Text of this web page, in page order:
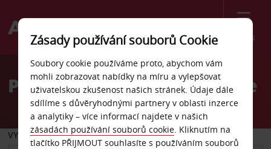
Menu
Welcome
AvisPronájem auta na Tenerife
VYZVEDNOUT Z
Zásady používání souborů Cookie
Soubory cookie používáme proto, abychom vám
mohli zobrazovat nabídky na míru a vylepšovat
uživatelskou zkušenost našich stránek. Údaje dále
sdílíme s důvěryhodnými partnery v oblasti inzerce
a analytiky – více informací najdete v našich
zásadách používání souborů cookie. Kliknutím na
tlačítko PŘIJMOUT souhlasíte s používáním souborů